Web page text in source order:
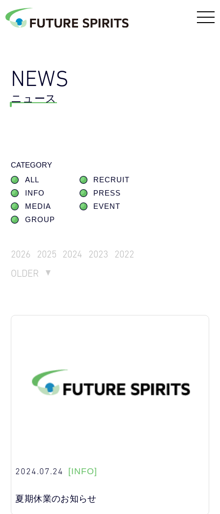
NEWS
ニュース
CATEGORY
ALL
RECRUIT
INFO
PRESS
MEDIA
EVENT
GROUP
2026 2025 2024 2023
2022
OLDER
2024.07.24 [INFO]
夏期休業のお知らせ